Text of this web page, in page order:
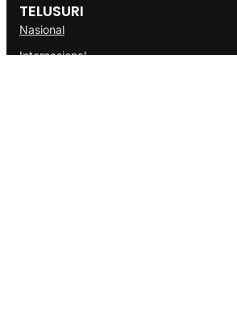
TELUSURI
Nasional
Internasional